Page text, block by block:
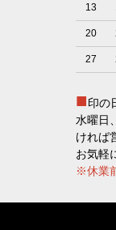
13
20
27
■印の
水曜日
ければ
お気軽
※休業